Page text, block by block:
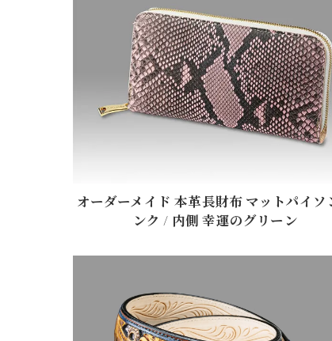
オーダーメイド 本革長財布 マットパイソ
ンク / 内側 幸運のグリーン